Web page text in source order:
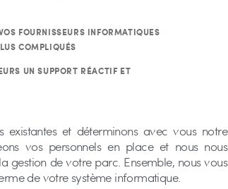
FOURNISSEURS INFORMATIQUES
COMPLIQUÉS
UN SUPPORT RÉACTIF ET
et déterminons avec vous notre
vos personnels en place et nous nous
gestion de votre parc. Ensemble, nous vous
de votre système informatique.